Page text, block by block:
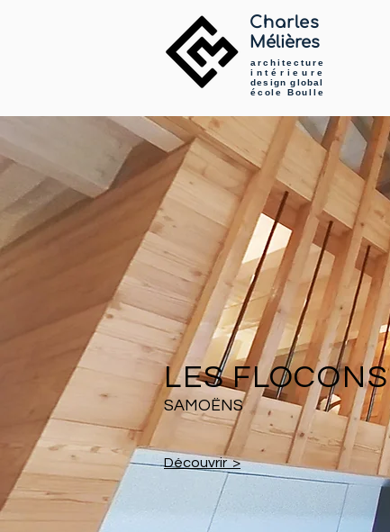
Charles
Mélières
architecture
intérieure
design global
école Boulle
LES FLOCONS
SAMOËNS
Découvrir >